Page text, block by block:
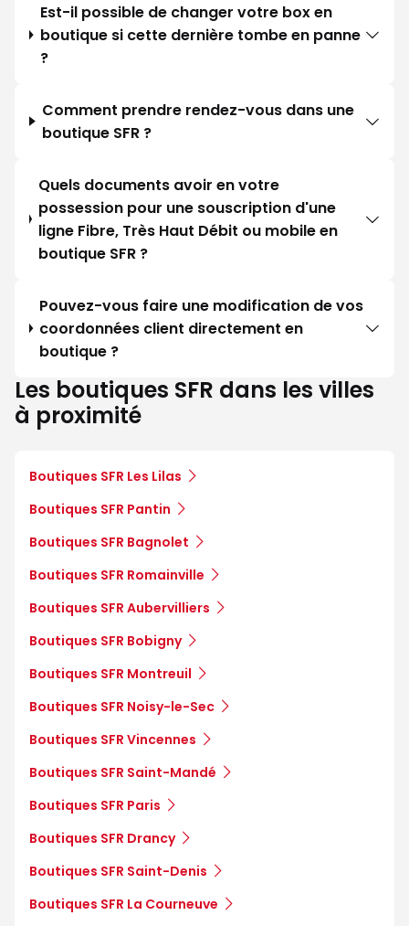
Est-il possible de changer votre box en
boutique si cette dernière tombe en panne
?
Comment prendre rendez-vous dans une
boutique SFR ?
Quels documents avoir en votre
possession pour une souscription d'une
ligne Fibre, Très Haut Débit ou mobile en
boutique SFR ?
Pouvez-vous faire une modification de vos
coordonnées client directement en
boutique ?
Les boutiques SFR dans les villes
à proximité
Boutiques SFR Les Lilas
Boutiques SFR Pantin
Boutiques SFR Bagnolet
Boutiques SFR Romainville
Boutiques SFR Aubervilliers
Boutiques SFR Bobigny
Boutiques SFR Montreuil
Boutiques SFR Noisy-le-Sec
Boutiques SFR Vincennes
Boutiques SFR Saint-Mandé
Boutiques SFR Paris
Boutiques SFR Drancy
Boutiques SFR Saint-Denis
Boutiques SFR La Courneuve